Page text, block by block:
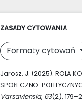
ZASADY CYTOWANIA
Formaty cytowań
Jarosz, J. (2025). ROLA
SPOŁECZNO-
Varsaviensia, 63(2),